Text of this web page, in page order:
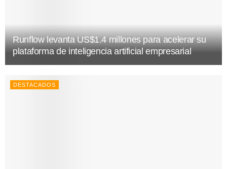
Runflow levanta US$1.4 millones para acelerar su
plataforma de inteligencia artificial empresarial
DESTACADOS